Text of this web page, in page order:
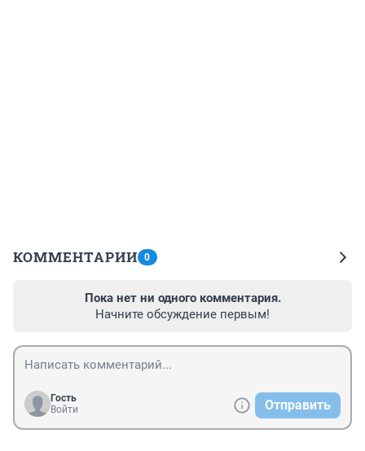
КОММЕНТАРИИ 0
Пока нет ни одного комментария.
Начните обсуждение первым!
Гость
Войти
Отправить